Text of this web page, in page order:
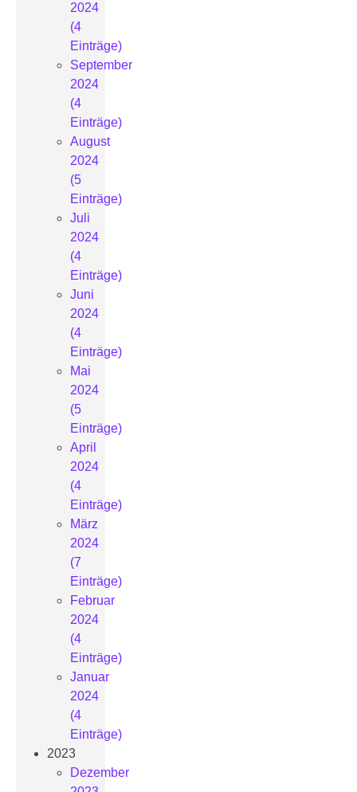
2024
(4
Einträge)
September
2024
(4
Einträge)
August
2024
(5
Einträge)
Juli
2024
(4
Einträge)
Juni
2024
(4
Einträge)
Mai
2024
(5
Einträge)
April
2024
(4
Einträge)
März
2024
(7
Einträge)
Februar
2024
(4
Einträge)
Januar
2024
(4
Einträge)
2023
Dezember